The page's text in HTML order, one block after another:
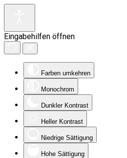
Eingabehilfen öffnen
Farben umkehren
Monochrom
Dunkler Kontrast
Heller Kontrast
Niedrige Sättigung
Hohe Sättigung